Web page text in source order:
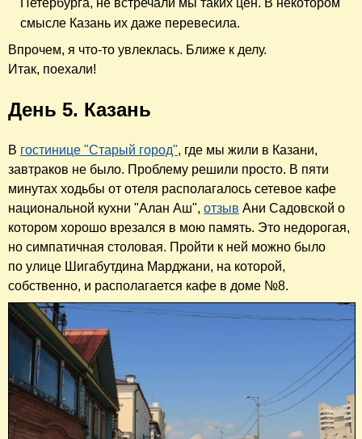
Петербурга, не встречали мы таких цен. В некотором
смысле Казань их даже перевесила.
Впрочем, я что-то увлеклась. Ближе к делу.
Итак, поехали!
День 5. Казань
В гостинице "Старый город", где мы жили в Казани,
завтраков не было. Проблему решили просто. В пяти
минутах ходьбы от отеля располагалось сетевое кафе
национальной кухни "Алан Аш", отзыв Ани Садовской о
котором хорошо врезался в мою память. Это недорогая,
но симпатичная столовая. Пройти к ней можно было
по улице Шигабутдина Марджани, на которой,
собственно, и располагается кафе в доме №8.